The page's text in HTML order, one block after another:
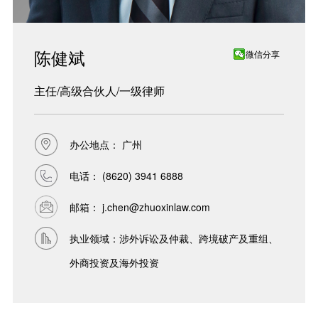
陈健斌 微信分享
主任/高级合伙人/一级律师
办公地点： 广州
电话： (8620) 3941 6888
邮箱： j.chen@zhuoxinlaw.com
执业领域：涉外诉讼及仲裁、跨境破产及重组、
外商投资及海外投资